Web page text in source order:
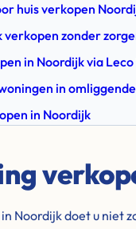
huis verkopen
verkopen zonder
in Noordijk via
in
in Noordijk
Noordijk doet u niet